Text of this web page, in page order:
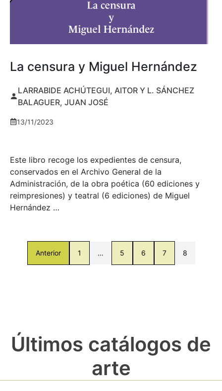
La censura y Miguel Hernández
LARRABIDE ACHÚTEGUI, AITOR Y L. SÁNCHEZ
BALAGUER, JUAN JOSÉ
13/11/2023
Este libro recoge los expedientes de censura,
conservados en el Archivo General de la
Administración, de la obra poética (60 ediciones y
reimpresiones) y teatral (6 ediciones) de Miguel
Hernández …
Anterior 1 … 5 6 7 8
Últimos catálogos de
arte